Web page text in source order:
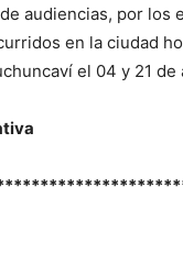
audiencias, por los
en la ciudad
el 04 y 21 de